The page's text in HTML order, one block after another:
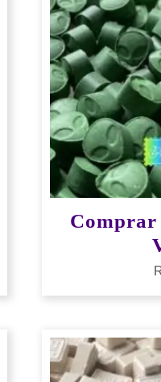
Comprar